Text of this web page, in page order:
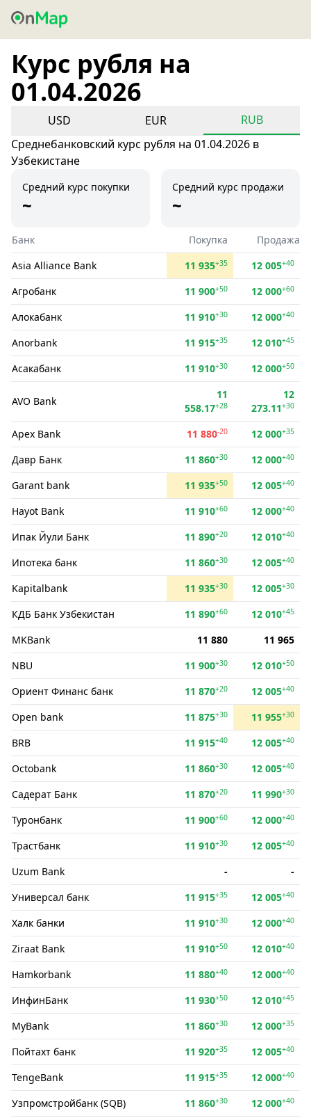
Курс рубля на
01.04.2026
USD EUR
RUB
Среднебанковский курс рубля на 01.04.2026 в
Узбекистане
Средний курс покупки
~
Средний курс продажи
~
Банк Покупка
Продажа
Asia Alliance Bank
11 935+35 12 005+40
Агробанк 11 900+50 12 000+60
Алокабанк 11 910+30 12 000+40
Anorbank 11 915+35 12 010+45
Асакабанк 11 910+30 12 000+50
AVO Bank
11
558.17+28
12
273.11+30
Apex Bank 11 880-20 12 000+35
Давр Банк 11 860+30 12 000+40
Garant bank 11 935+50 12 005+40
Hayot Bank 11 910+60 12 000+40
Ипак Йули Банк 11 890+20 12 010+40
Ипотека банк 11 860+30 12 005+40
Kapitalbank 11 935+30 12 005+30
КДБ Банк Узбекистан 11 890+60 12 010+45
MKBank 11 880
11 965
NBU
11 900+30 12 010+50
Ориент Финанс банк 11 870+20 12 005+40
Open bank 11 875+30 11 955+30
BRB 11 915+40 12 005+40
Octobank 11 860+30 12 005+40
Садерат Банк 11 870+20 11 990+30
Туронбанк 11 900+60 12 000+40
Трастбанк 11 910+30 12 005+40
Uzum Bank -
-
Универсал банк
11 915+35 12 005+40
Халк банки 11 910+30 12 000+40
Ziraat Bank 11 910+50 12 010+40
Hamkorbank 11 880+40 12 000+40
ИнфинБанк 11 930+50 12 010+45
MyBank 11 860+30 12 000+35
Пойтахт банк 11 920+35 12 005+40
TengeBank 11 915+35 12 000+40
Узпромстройбанк (SQB) 11 860+30 12 000+40